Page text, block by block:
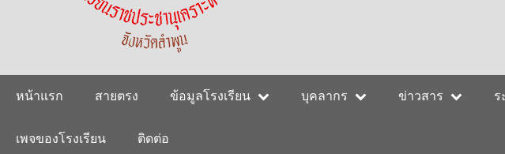
Main
navigation
หน้าแรก สายตรง ข้อมูลโรงเรียน บุคลากร ข่าวสาร ร
เพจของโรงเรียน ติดต่อ